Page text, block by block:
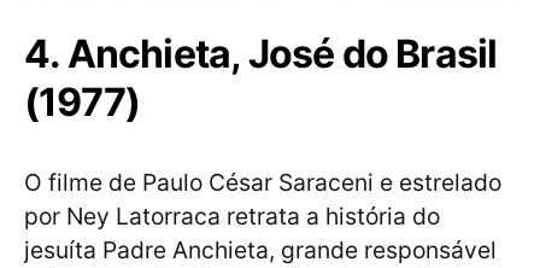
4. Anchieta, José do Brasil
(1977)
O filme de Paulo César Saraceni e estrelado
por Ney Latorraca retrata a história do
jesuíta Padre Anchieta, grande responsável